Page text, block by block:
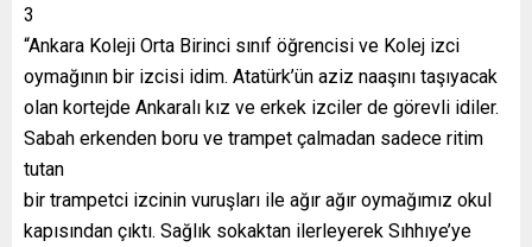
3
“Ankara Koleji Orta Birinci sınıf öğrencisi ve Kolej izci
oymağının bir izcisi idim. Atatürk’ün aziz naaşını taşıyacak
olan kortejde Ankaralı kız ve erkek izciler de görevli idiler.
Sabah erkenden boru ve trampet çalmadan sadece ritim
tutan
bir trampetci izcinin vuruşları ile ağır ağır oymağımız okul
kapısından çıktı. Sağlık sokaktan ilerleyerek Sıhhıye’ye